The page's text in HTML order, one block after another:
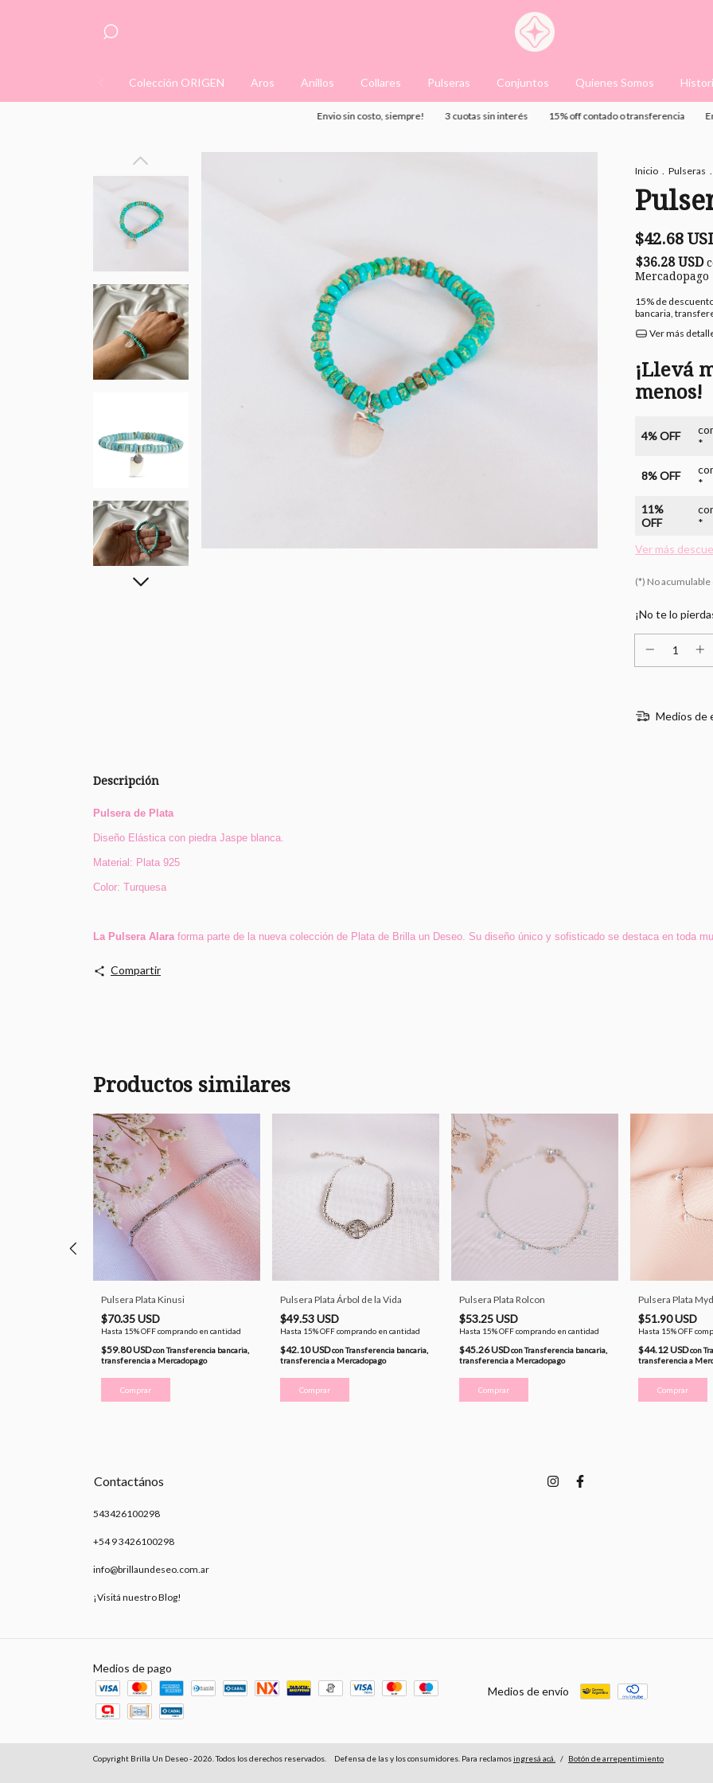
Colección ORIGEN Aros Anillos Collares Pulseras Conjuntos Quienes Somos
Envio sin costo, siempre! 3 cuotas sin interés 15% off contado o transferencia Envio
Inicio . Pulseras .
$42.68
$36.28 USD
Mercadopago
15% de
bancaria,
Ver más
¡Llevá
menos!
4% OFF
*
8% OFF
*
11%
OFF
*
Ver más
(*) No
¡No te lo
Medios de
Descripción
Pulsera de Plata
Diseño Elástica con piedra Jaspe blanca.
Material: Plata 925
Color: Turquesa
La Pulsera Alaraforma parte de la nueva colección de Plata de Brilla un Deseo. Su diseño único y sofisticado se destaca en toda
Compartir
Productos similares
Pulsera Plata Kinusi
$70.35 USD
Hasta 15% OFFcomprando en cantidad
$59.80 USDconTransferencia bancaria,
transferencia a Mercadopago
Pulsera Plata Árbol de la Vida
$49.53 USD
Hasta 15% OFFcomprando en cantidad
$42.10 USDconTransferencia bancaria,
transferencia a Mercadopago
Pulsera Plata Rolcon
$53.25 USD
Hasta 15% OFFcomprando en cantidad
$45.26 USDconTransferencia bancaria,
transferencia a Mercadopago
Pulsera Plata
$51.90 USD
Hasta 15% OFF
$44.12 USDcon
transferencia a
Contactános
543426100298
+54 9 3426100298
info@brillaundeseo.com.ar
¡Visitá nuestro Blog!
Medios de pago
Medios de envío
Copyright Brilla Un Deseo - 2026. Todos los derechos reservados. Defensa de las y los consumidores. Para reclamosingresá acá. / Botón de arrepentimiento